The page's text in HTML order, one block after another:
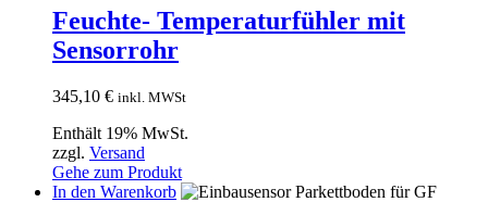
Feuchte- Temperaturfühler mit
Sensorrohr
345,10 € inkl. MWSt
Enthält 19% MwSt.
zzgl. Versand
Gehe zum Produkt
In den Warenkorb